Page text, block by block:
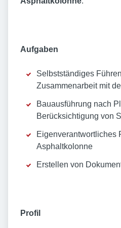
Aufgaben
Selbstständiges
Zusammenarbeit mit
Bauausführung nach
Berücksichtigung von
Eigenverantwortliches
Asphaltkolonne
Erstellen von
Profil